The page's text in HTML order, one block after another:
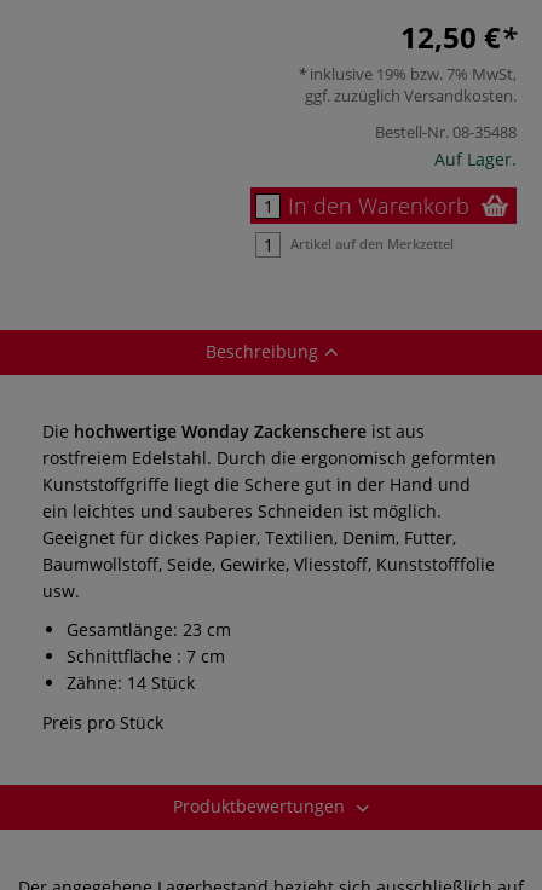
12,50 €
inklusive 19% bzw. 7% MwSt,
ggf. zuzüglich Versandkosten.
Bestell-Nr.08-35488
Auf Lager.
In den Warenkorb
Artikel auf den Merkzettel
Beschreibung
Die hochwertige Wonday Zackenschere ist aus
rostfreiem Edelstahl. Durch die ergonomisch geformten
Kunststoffgriffe liegt die Schere gut in der Hand und
ein leichtes und sauberes Schneiden ist möglich.
Geeignet für dickes Papier, Textilien, Denim, Futter,
Baumwollstoff, Seide, Gewirke, Vliesstoff, Kunststofffolie
usw.
Gesamtlänge: 23 cm
Schnittfläche : 7 cm
Zähne: 14 Stück
Preis pro Stück
Produktbewertungen